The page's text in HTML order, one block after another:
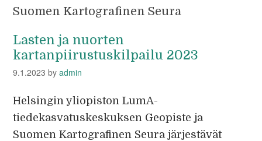
Suomen Kartografinen Seura
Lasten ja nuorten
kartanpiirustuskilpailu 2023
9.1.2023 byadmin
Helsingin yliopiston LumA-
tiedekasvatuskeskuksen Geopiste ja
Suomen Kartografinen Seura järjestävät